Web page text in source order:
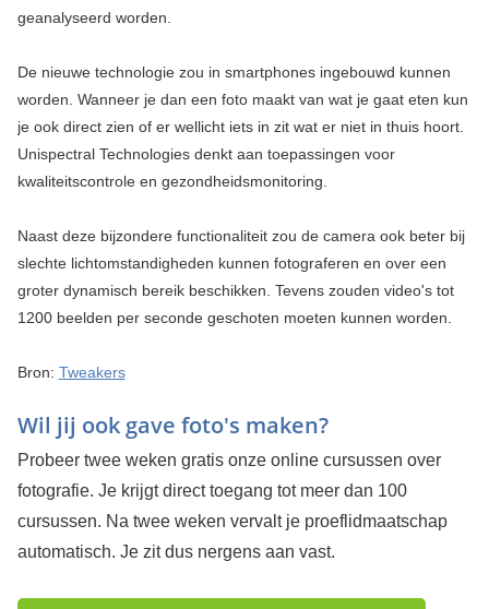
geanalyseerd worden.
De nieuwe technologie zou in smartphones ingebouwd kunnen
worden. Wanneer je dan een foto maakt van wat je gaat eten kun
je ook direct zien of er wellicht iets in zit wat er niet in thuis hoort.
Unispectral Technologies denkt aan toepassingen voor
kwaliteitscontrole en gezondheidsmonitoring.
Naast deze bijzondere functionaliteit zou de camera ook beter bij
slechte lichtomstandigheden kunnen fotograferen en over een
groter dynamisch bereik beschikken. Tevens zouden video's tot
1200 beelden per seconde geschoten moeten kunnen worden.
Bron: Tweakers
Wil jij ook gave foto's maken?
Probeer twee weken gratis onze online cursussen over
fotografie. Je krijgt direct toegang tot meer dan 100
cursussen. Na twee weken vervalt je proeflidmaatschap
automatisch. Je zit dus nergens aan vast.